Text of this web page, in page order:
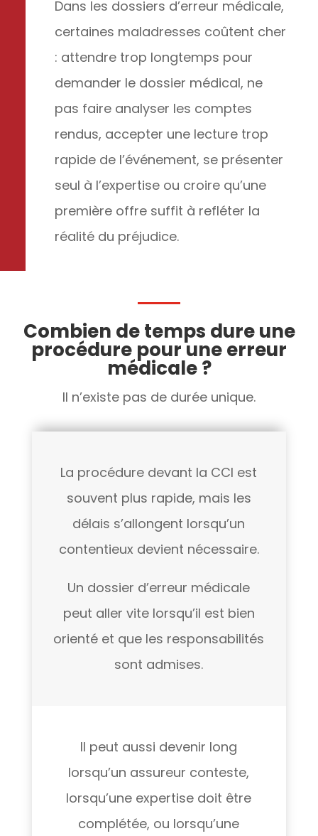
Dans les dossiers d’erreur médicale,
certaines maladresses coûtent cher
: attendre trop longtemps pour
demander le dossier médical, ne
pas faire analyser les comptes
rendus, accepter une lecture trop
rapide de l’événement, se présenter
seul à l’expertise ou croire qu’une
première offre suffit à refléter la
réalité du préjudice.
Combien de temps dure une
procédure pour une erreur
médicale ?
Il n’existe pas de durée unique.
La procédure devant la CCI est
souvent plus rapide, mais les
délais s’allongent lorsqu’un
contentieux devient nécessaire.
Un dossier d’erreur médicale
peut aller vite lorsqu’il est bien
orienté et que les responsabilités
sont admises.
Il peut aussi devenir long
lorsqu’un assureur conteste,
lorsqu’une expertise doit être
complétée, ou lorsqu’une